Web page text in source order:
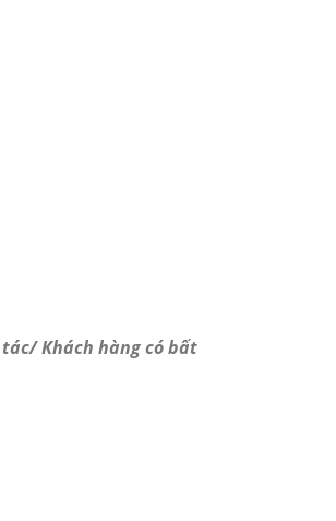
Khách hàng có bất